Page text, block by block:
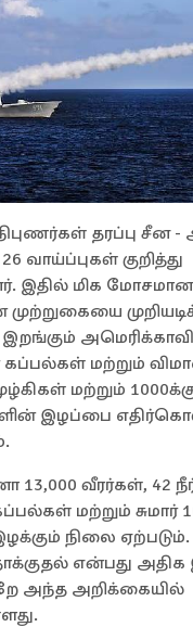
தரப்பு சீன -
வாய்ப்புகள் குறித்து
இதில் மிக
மற்றும்
மற்றும்
இழப்பை
வீரர்கள், 42
மற்றும் சுமார்
நிலை ஏற்படும்.
என்பது
அந்த அறிக்கையில்